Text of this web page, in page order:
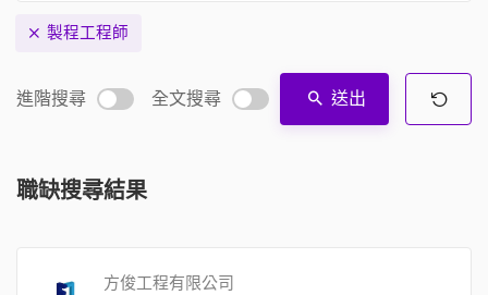
製程工程師
進階搜尋 全文搜尋 送出
職缺搜尋結果
方俊工程有限公司